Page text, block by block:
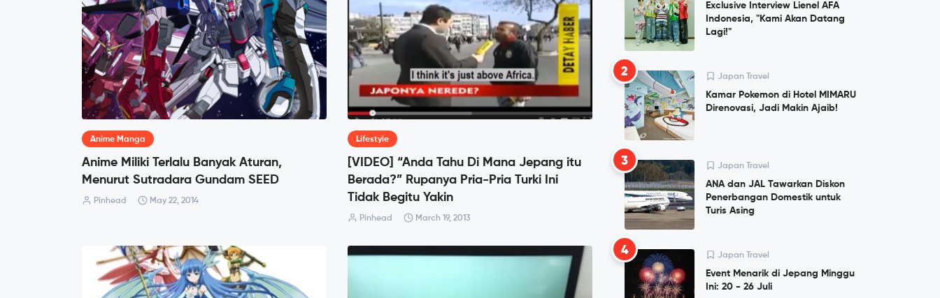
Anime Manga
Anime Miliki Terlalu Banyak Aturan,
Menurut Sutradara Gundam SEED
Pinhead May 22, 2014
Lifestyle
[VIDEO] “Anda Tahu Di Mana Jepang itu
Berada?” Rupanya Pria-Pria Turki Ini
Tidak Begitu Yakin
Pinhead March 19, 2013
Exclusive Interview Lienel AFA
Indonesia, "Kami Akan Datang
Lagi!"
2 Japan Travel
Kamar Pokemon di Hotel MIMARU
Direnovasi, Jadi Makin Ajaib!
3 Japan Travel
ANA dan JAL Tawarkan Diskon
Penerbangan Domestik untuk
Turis Asing
4 Japan Travel
Event Menarik di Jepang Minggu
Ini: 20 - 26 Juli